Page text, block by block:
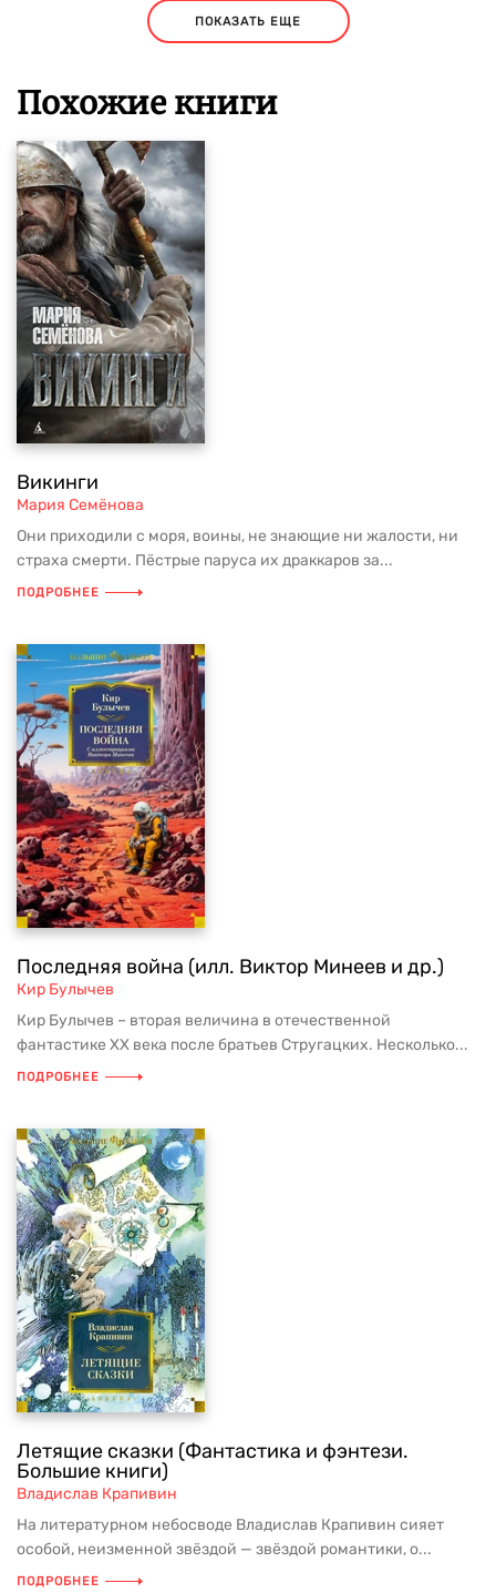
ПОКАЗАТЬ ЕЩЕ
Похожие книги
Викинги
Мария Семёнова
Они приходили с моря, воины, не знающие ни жалости, ни
страха смерти. Пёстрые паруса их драккаров за...
ПОДРОБНЕЕ
Последняя война (илл. Виктор Минеев и др.)
Кир Булычев
Кир Булычев – вторая величина в отечественной
фантастике XX века после братьев Стругацких. Несколько...
ПОДРОБНЕЕ
Летящие сказки (Фантастика и фэнтези.
Большие книги)
Владислав Крапивин
На литературном небосводе Владислав Крапивин сияет
особой, неизменной звёздой — звёздой романтики, о...
ПОДРОБНЕЕ